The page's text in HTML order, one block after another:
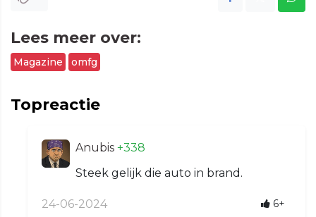
Lees meer over:
Magazine omfg
Topreactie
Anubis +338
Steek gelijk die auto in brand.
24-06-2024 6+